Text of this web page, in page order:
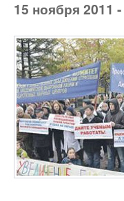
15 ноября 2011 -